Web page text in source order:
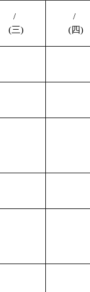
/
(三)
/
(四)